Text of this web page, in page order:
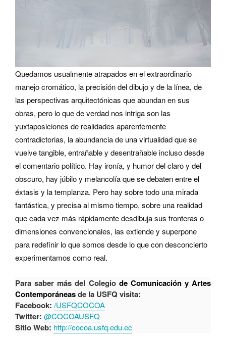
Quedamos usualmente atrapados en el extraordinario
manejo cromático, la precisión del dibujo y de la línea, de
las perspectivas arquitectónicas que abundan en sus
obras, pero lo que de verdad nos intriga son las
yuxtaposiciones de realidades aparentemente
contradictorias, la abundancia de una virtualidad que se
vuelve tangible, entrañable y desentrañable incluso desde
el comentario político. Hay ironía, y humor del claro y del
obscuro, hay júbilo y melancolía que se debaten entre el
éxtasis y la templanza. Pero hay sobre todo una mirada
fantástica, y precisa al mismo tiempo, sobre una realidad
que cada vez más rápidamente desdibuja sus fronteras o
dimensiones convencionales, las extiende y superpone
para redefinir lo que somos desde lo que con desconcierto
experimentamos como real.
Para saber más del Colegio de Comunicación y Artes
Contemporáneasde la USFQ visita:
Facebook: /USFQCOCOA
Twitter: @COCOAUSFQ
Sitio Web: http://cocoa.usfq.edu.ec